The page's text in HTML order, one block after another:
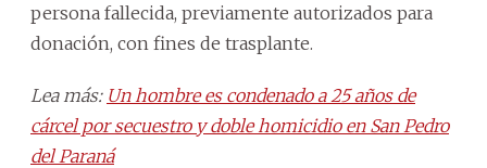
persona fallecida, previamente autorizados para
donación, con fines de trasplante.
Lea más: Un hombre es condenado a 25 años de
cárcel por secuestro y doble homicidio en San Pedro
del Paraná